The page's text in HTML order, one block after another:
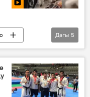
Дагы 5